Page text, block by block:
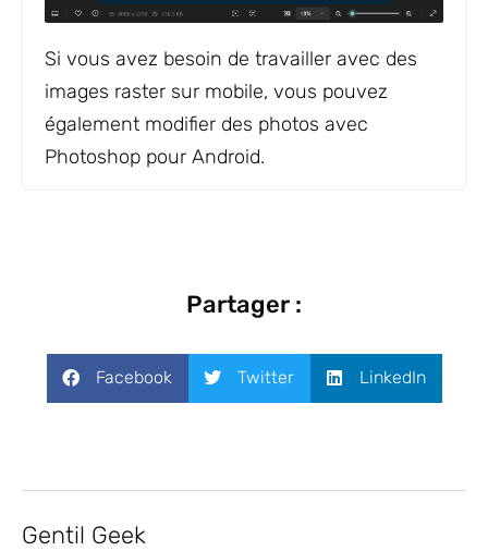
Si vous avez besoin de travailler avec des
images raster sur mobile, vous pouvez
également modifier des photos avec
Photoshop pour Android.
Partager :
Facebook Twitter LinkedIn
Gentil Geek